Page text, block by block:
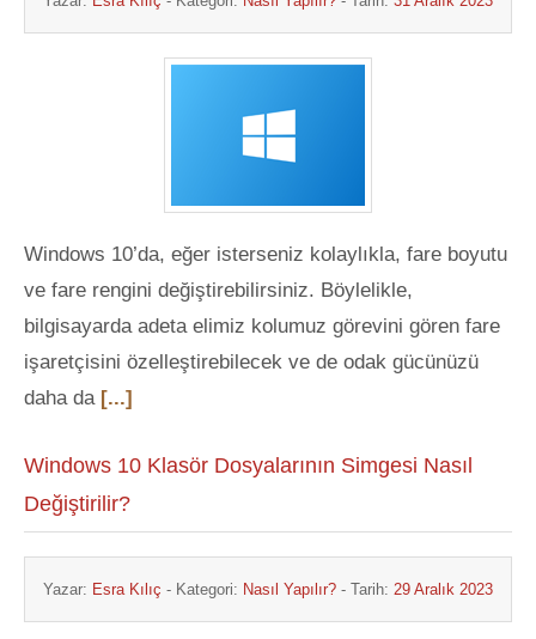
Windows 10’da, eğer isterseniz kolaylıkla, fare boyutu
ve fare rengini değiştirebilirsiniz. Böylelikle,
bilgisayarda adeta elimiz kolumuz görevini gören fare
işaretçisini özelleştirebilecek ve de odak gücünüzü
daha da [...]
Windows 10 Klasör Dosyalarının Simgesi Nasıl
Değiştirilir?
Yazar: Esra Kılıç - Kategori: Nasıl Yapılır? - Tarih: 29 Aralık 2023